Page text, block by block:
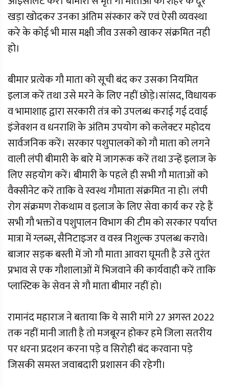
खड़ा खोदकर उनका अंतिम संस्कार करें एवं ऐसी व्यवस्था
करे के कोई भी मास मक्षी जीव उसको खाकर संक्रमित नही
हो।
बीमार प्रत्येक गौ माता को सूची बंद कर उसका नियमित
इलाज करें तथा उसे मरने के लिए नहीं छोड़े।सांसद, विधायक
व भामाशाह द्वारा सरकारी तंत्र को उपलब्ध कराई गई दवाई
इंजेक्शन व धनराशि के अंतिम उपयोग को कलेक्टर महोदय
सार्वजनिक करें। सरकार पशुपालकों को गौ माता को लगने
वाली लंपी बीमारी के बारे में जागरूक करें तथा उन्हें इलाज के
लिए सहयोग करें। बीमारी के पहले ही सभी गौ माताओं को
वैक्सीनेट करें ताकि वे स्वस्थ गौमाता संक्रमित ना हो। लंपी
रोग संक्रमण रोकथाम व इलाज के लिए सेवा कार्य कर रहे हैं
सभी गौ भक्तों व पशुपालन विभाग की टीम को सरकार पर्याप्त
मात्रा में ग्लब्स, सैनिटाइजर व वस्त्र निशुल्क उपलब्ध करावे।
बाजार सड़क बस्ती में जो गौ माता आवरा घूमती है उसे तुरंत
प्रभाव से एक गौशालाओं में भिजवाने की कार्यवाही करें ताकि
प्लास्टिक के सेवन से गौ माता बीमार नहीं हो।
रामानंद महाराज ने बताया कि ये सारी मांगे 27 अगस्त 2022
तक नहीं मानी जाती है तो मजबूरन होकर हमे जिला सतरीय
पर धरना प्रदशन करना पड़े व सिरोही बंद करवाना पड़े
जिसकी समस्त जवाबदारी प्रशासन की रहेगी।